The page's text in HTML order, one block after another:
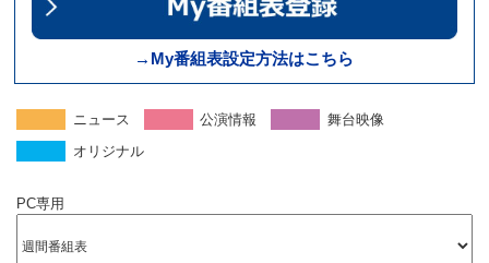
→My番組表設定方法はこちら
ニュース 公演情報
舞台映像
オリジナル
PC専用